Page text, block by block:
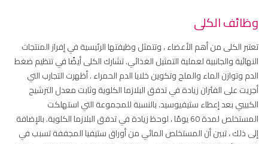
وظائف الكلى
تعتبر الكلى من أهم الأعضاء ، وتتمثل وظيفتها الرئيسية في إفراز المنتجات
النهائية والجانبية لعملية التمثيل الغذائي. تشارك الكلى أيضًا في تنظيم ضغط
الدم وتوازن الماء والملح وتكوين خلايا الدم الحمراء . أظهرت التجارب التي
أجريت على الفئران زيادة في تدفق البلازما الكلوية وثابت معدل الترشيح
الكبيبي بعد إعطاء ستيفيوسيد. بالنسبة للمجموعة التي استهلكت
المستخلص لمدة 60 يومًا ، لوحظ زيادة في تدفق البلازما الكلوية. بالإضافة
إلى ذلك ، تبين أن المستخلص المائي من أوراق ستيفيا المجففة تسبب في